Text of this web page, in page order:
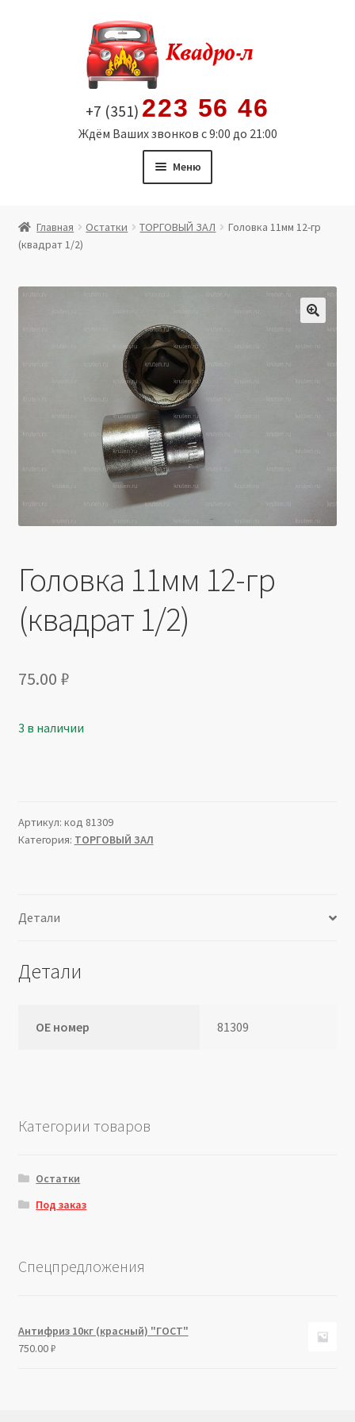
содержимому
+7 (351) 223 56 46
Ждём Ваших звонков с 9:00 до 21:00
Меню
Витрина
Мой аккаунт
Политика в отношении обработки персональных
Юридические данные
Главная Остатки ТОРГОВЫЙ ЗАЛ
Головка 11мм 12-гр
(квадрат 1/2)
Головка 11мм 12-гр
(квадрат 1/2)
75.00 ₽
3 в наличии
Артикул: код 81309
Категория: ТОРГОВЫЙ ЗАЛ
Детали
Детали
ОЕ номер 81309
Категории товаров
Остатки
Под заказ
Спецпредложения
Антифриз 10кг (красный) "ГОСТ"
750.00₽